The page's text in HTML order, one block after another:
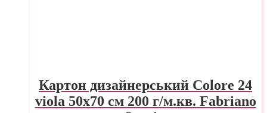
Картон дизайнерський Colore 24
viola 50х70 см 200 г/м.кв. Fabriano